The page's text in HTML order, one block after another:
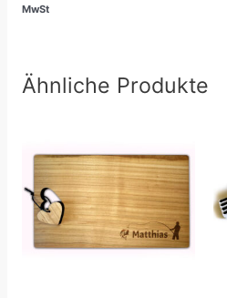
MwSt
Ähnliche Produkte